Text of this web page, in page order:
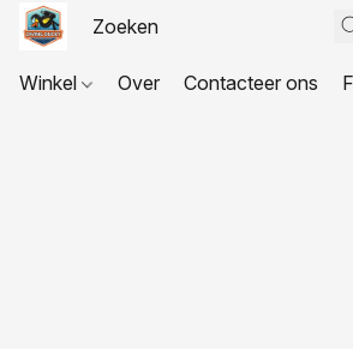
Winkel Over Contacteer ons